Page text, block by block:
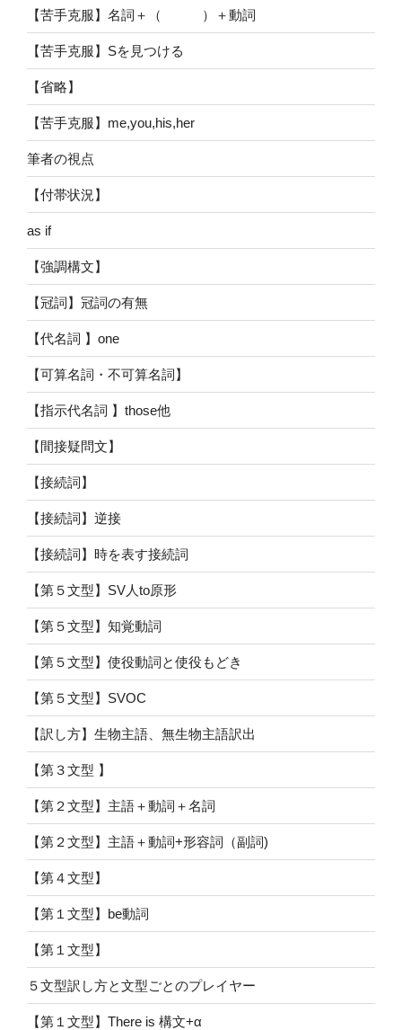
【苦手克服】名詞＋（ ）＋動詞
【苦手克服】Sを見つける
【省略】
【苦手克服】me,you,his,her
筆者の視点
【付帯状況】
as if
【強調構文】
【冠詞】冠詞の有無
【代名詞 】one
【可算名詞・不可算名詞】
【指示代名詞 】those他
【間接疑問文】
【接続詞】
【接続詞】逆接
【接続詞】時を表す接続詞
【第５文型】SV人to原形
【第５文型】知覚動詞
【第５文型】使役動詞と使役もどき
【第５文型】SVOC
【訳し方】生物主語、無生物主語訳出
【第３文型 】
【第２文型】主語＋動詞＋名詞
【第２文型】主語＋動詞+形容詞（副詞)
【第４文型】
【第１文型】be動詞
【第１文型】
５文型訳し方と文型ごとのプレイヤー
【第１文型】There is 構文+α